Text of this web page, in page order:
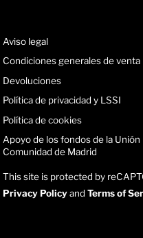
Aviso legal
Condiciones generales de venta
Devoluciones
Política de privacidad y LSSI
Política de cookies
Apoyo de los fondos de la Unión
Comunidad de Madrid
This site is protected by
Privacy Policyand Terms of